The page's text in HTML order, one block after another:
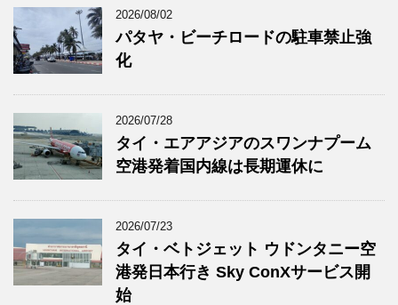
2026/08/02
パタヤ・ビーチロードの駐車禁止強
化
2026/07/28
タイ・エアアジアのスワンナプーム
空港発着国内線は長期運休に
2026/07/23
タイ・ベトジェット ウドンタニー空
港発日本行き Sky ConXサービス開
始